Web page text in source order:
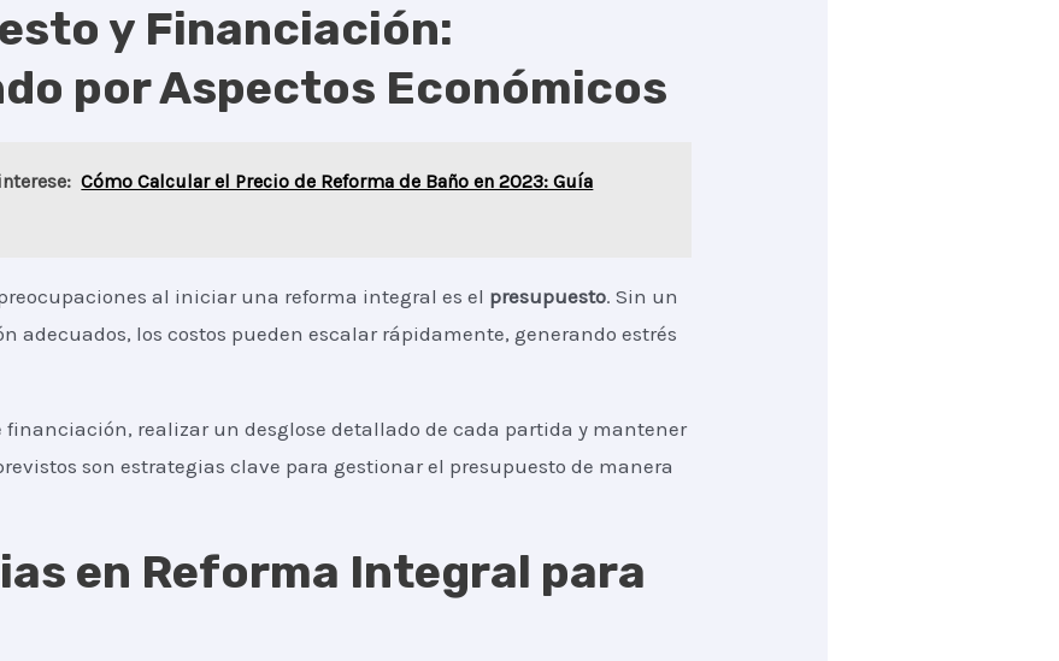
y Financiación:
por Aspectos Económicos
Cómo Calcular el Precio de Reforma de Baño en 2023: Guía
al iniciar una reforma integral es el presupuesto. Sin un
adecuados, los costos pueden escalar rápidamente, generando estrés
financiación, realizar un desglose detallado de cada partida y mantener
son estrategias clave para gestionar el presupuesto de manera
en Reforma Integral para